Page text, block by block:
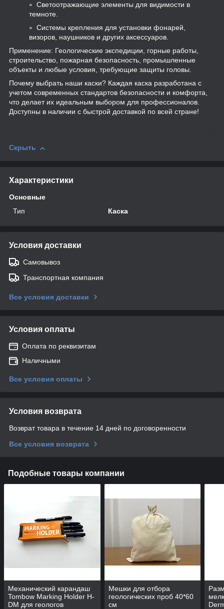
Светоотражающие элементы для видимости в
темноте.
Системы крепления для установки фонарей,
визоров, наушников и других аксессуаров.
Применение: Геологические экспедиции, горные работы,
строительство, пожарная безопасность, промышленные
объекты и любые условия, требующие защиты головы.
Почему выбрать наши каски? Каждая каска разработана с
учетом современных стандартов безопасности и комфорта,
что делает их идеальным выбором для профессионалов.
Доступны в наличии с быстрой доставкой по всей стране!
Скрыть
Характеристики
Основные
Тип
Каска
Условия доставки
Самовывоз
Транспортная компания
Все условия доставки
Условия оплаты
Оплата по реквизитам
Наличными
Все условия оплаты
Условия возврата
Возврат товара в течение 14 дней по договоренности
Все условия возврата
Подобные товары компании
​​​​​​​Механический карандаш
Tombow Marking Holder H-
DM для геологов
Мешки для отбора
геологических проб 40*60
см